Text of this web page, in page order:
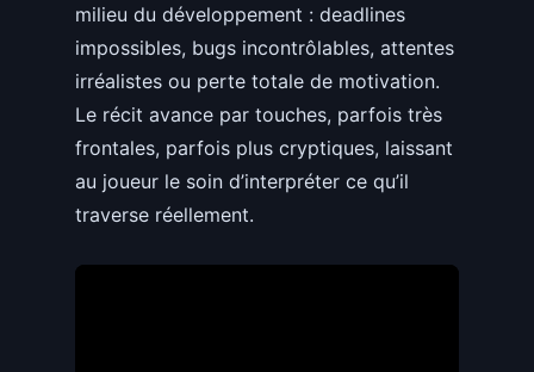
milieu du développement : deadlines
impossibles, bugs incontrôlables, attentes
irréalistes ou perte totale de motivation.
Le récit avance par touches, parfois très
frontales, parfois plus cryptiques, laissant
au joueur le soin d’interpréter ce qu’il
traverse réellement.